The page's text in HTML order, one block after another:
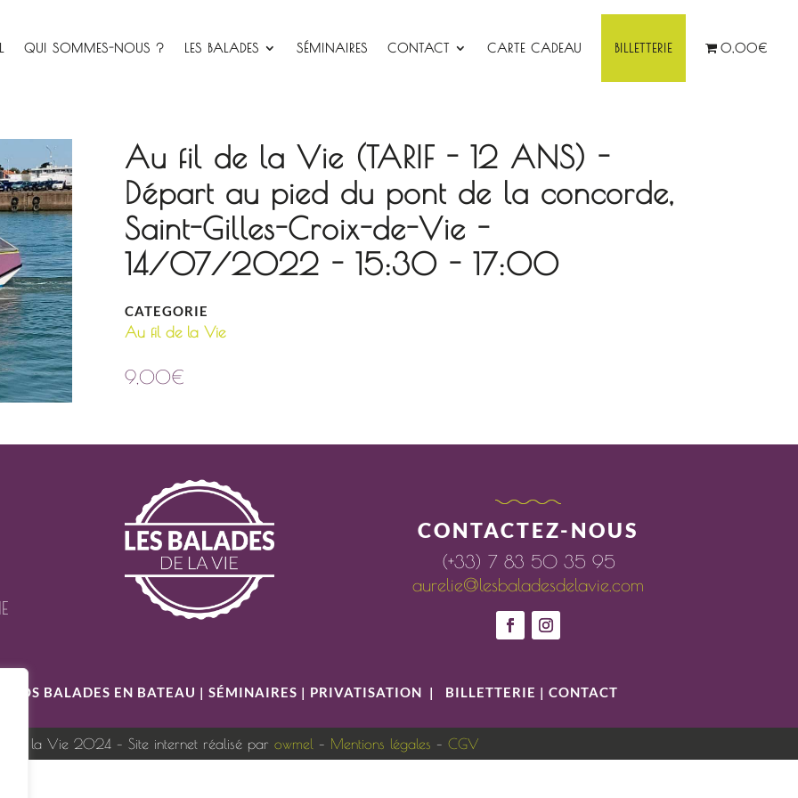
QUI SOMMES-NOUS ? LES BALADES SÉMINAIRES CONTACT CARTE CADEAU BILLETTERIE 0,00€
Au fil de la Vie (TARIF - 12 ANS) -
Départ au pied du pont de la concorde,
Saint-Gilles-Croix-de-Vie -
14/07/2022 - 15:30 - 17:00
CATEGORIE
Au fil de la Vie
9,00€
CONTACTEZ-NOUS
(+33) 7 83 50 35 95
aurelie@lesbaladesdelavie.com
NOS BALADES EN BATEAU | SÉMINAIRES | PRIVATISATION | BILLETTERIE | CONTACT
de la Vie 2024 – Site internet réalisé par owmel – Mentions légales – CGV